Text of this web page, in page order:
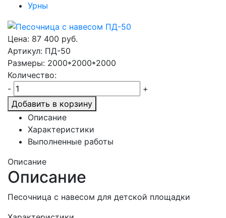
Урны
Цена: 87 400 руб.
Артикул: ПД-50
Размеры: 2000*2000*2000
Количество:
-
+
Добавить в корзину
Описание
Характеристики
Выполненные работы
Описание
Описание
Песочница с навесом для детской площадки